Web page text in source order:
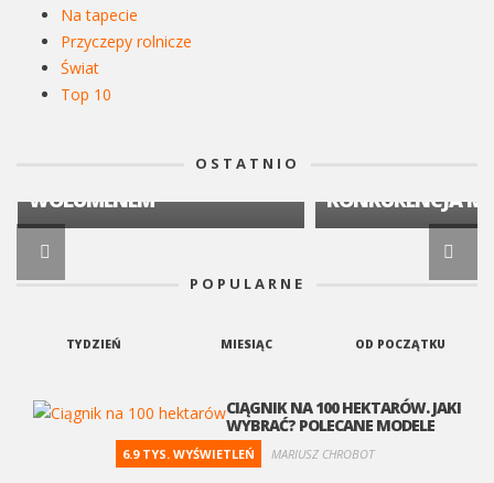
Na tapecie
Przyczepy rolnicze
Świat
Top 10
OSTATNIO
CIĄGNIKI ROLNICZE
RANKING CIĄGNIKÓW
LIDEREM RYNKU, SEGMENT
50–75 KM Z NAJWIĘKSZYM
WOLUMENEM
KONKURENCJA
POPULARNE
TYDZIEŃ MIESIĄC OD POCZĄTKU
CIĄGNIK NA 100 HEKTARÓW. JAKI
WYBRAĆ? POLECANE MODELE
6.9 TYS. WYŚWIETLEŃ MARIUSZ CHROBOT